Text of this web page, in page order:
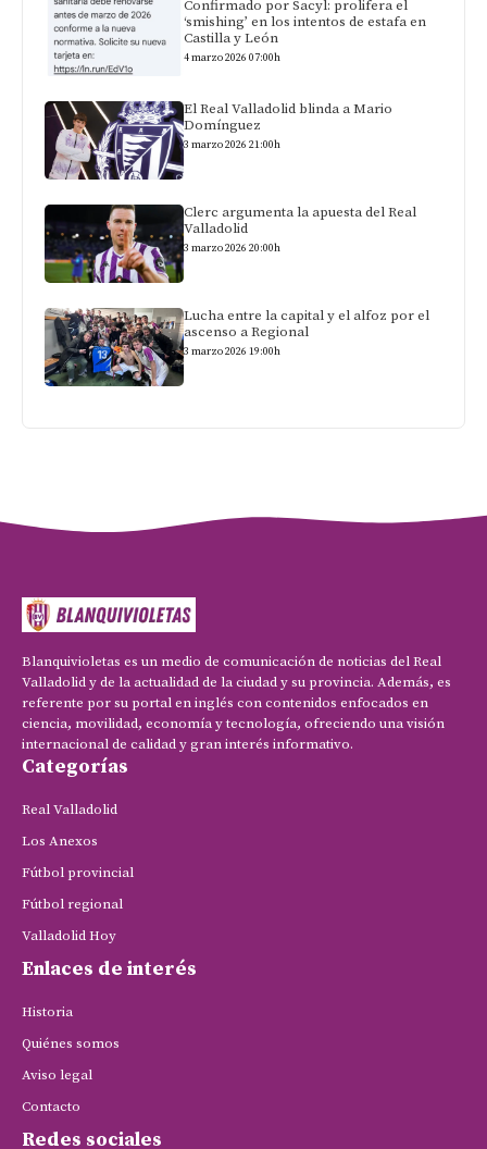
Confirmado por Sacyl: prolifera el
‘smishing’ en los intentos de estafa en
Castilla y León
4 marzo 2026 07:00h
El Real Valladolid blinda a Mario
Domínguez
3 marzo 2026 21:00h
Clerc argumenta la apuesta del Real
Valladolid
3 marzo 2026 20:00h
Lucha entre la capital y el alfoz por el
ascenso a Regional
3 marzo 2026 19:00h
Blanquivioletas es un medio de comunicación de noticias del Real
Valladolid y de la actualidad de la ciudad y su provincia. Además, es
referente por su portal en inglés con contenidos enfocados en
ciencia, movilidad, economía y tecnología, ofreciendo una visión
internacional de calidad y gran interés informativo.
Categorías
Real Valladolid
Los Anexos
Fútbol provincial
Fútbol regional
Valladolid Hoy
Enlaces de interés
Historia
Quiénes somos
Aviso legal
Contacto
Redes sociales